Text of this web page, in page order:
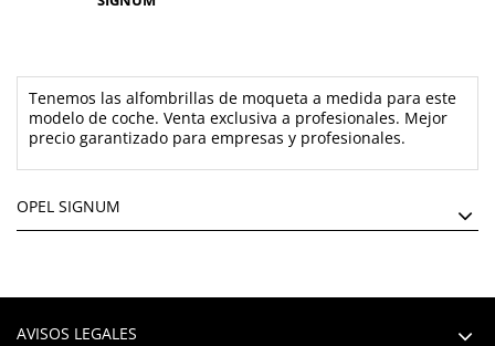
Tenemos las alfombrillas de moqueta a medida para este
modelo de coche. Venta exclusiva a profesionales. Mejor
precio garantizado para empresas y profesionales.
OPEL SIGNUM
AVISOS LEGALES